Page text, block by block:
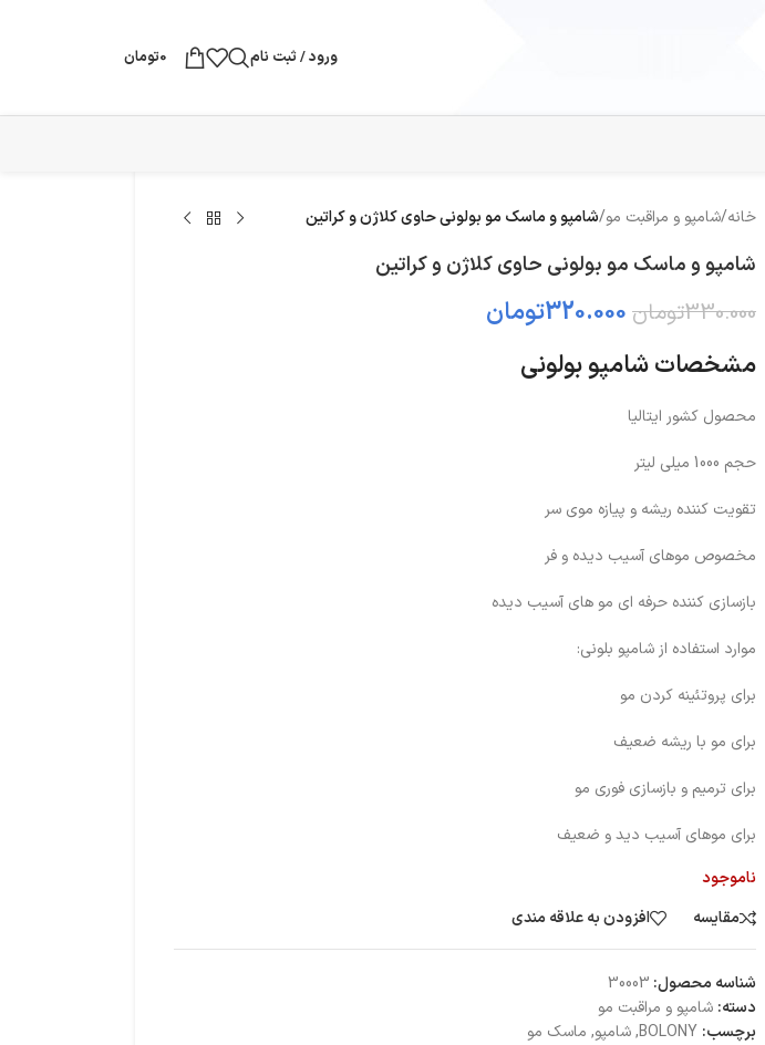
ورود / ثبت نام 0تومان
خانه/شامپو و مراقبت مو/شامپو و ماسک مو بولونی حاوی کلاژن و کراتین
شامپو و ماسک مو بولونی حاوی کلاژن و کراتین
330.000تومان 320.000تومان
مشخصات شامپو بولونی
محصول کشور ایتالیا
حجم 1000 میلی لیتر
تقویت کننده ریشه و پیازه موی سر
مخصوص موهای آسیب دیده و فر
بازسازی کننده حرفه ای مو های آسیب دیده
موارد استفاده از شامپو بلونی:
برای پروتئینه کردن مو
برای مو با ریشه ضعیف
برای ترمیم و بازسازی فوری مو
برای موهای آسیب دید و ضعیف
ناموجود
مقایسه
افزودن به علاقه مندی
شناسه محصول: 30003
دسته: شامپو و مراقبت مو
برچسب: BOLONY
,شامپو, ماسک مو